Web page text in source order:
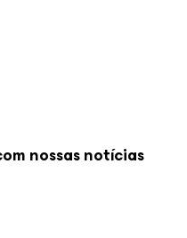
nossas notícias